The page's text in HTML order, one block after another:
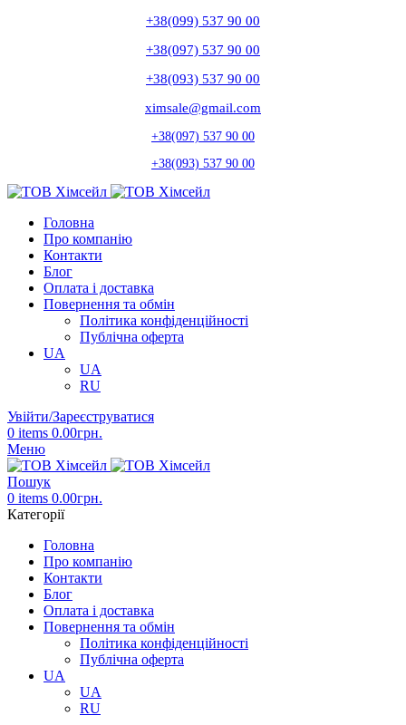
+38(099) 537 90 00
+38(097) 537 90 00
+38(093) 537 90 00
ximsale@gmail.com
+38(097) 537 90 00
+38(093) 537 90 00
Головна
Про компанію
Контакти
Блог
Оплата і доставка
Повернення та обмін
Політика конфіденційності
Публічна оферта
UA
UA
RU
Увійти/Зареєструватися
0 items 0.00грн.
Меню
Пошук
0 items 0.00грн.
Категорії
Головна
Про компанію
Контакти
Блог
Оплата і доставка
Повернення та обмін
Політика конфіденційності
Публічна оферта
UA
UA
RU